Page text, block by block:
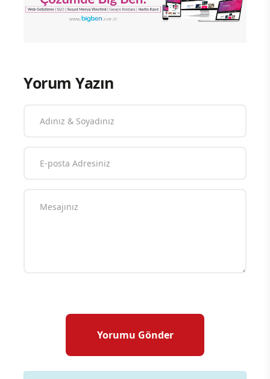
Yorum Yazın